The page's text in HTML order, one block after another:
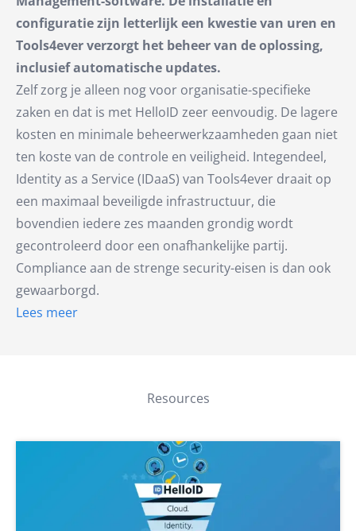
configuratie zijn letterlijk een kwestie van uren en
Tools4ever verzorgt het beheer van de oplossing,
inclusief automatische updates.
Zelf zorg je alleen nog voor organisatie-specifieke
zaken en dat is met HelloID zeer eenvoudig. De lagere
kosten en minimale beheerwerkzaamheden gaan niet
ten koste van de controle en veiligheid. Integendeel,
Identity as a Service (IDaaS) van Tools4ever draait op
een maximaal beveiligde infrastructuur, die
bovendien iedere zes maanden grondig wordt
gecontroleerd door een onafhankelijke partij.
Compliance aan de strenge security-eisen is dan ook
gewaarborgd.
Lees meer
Resources